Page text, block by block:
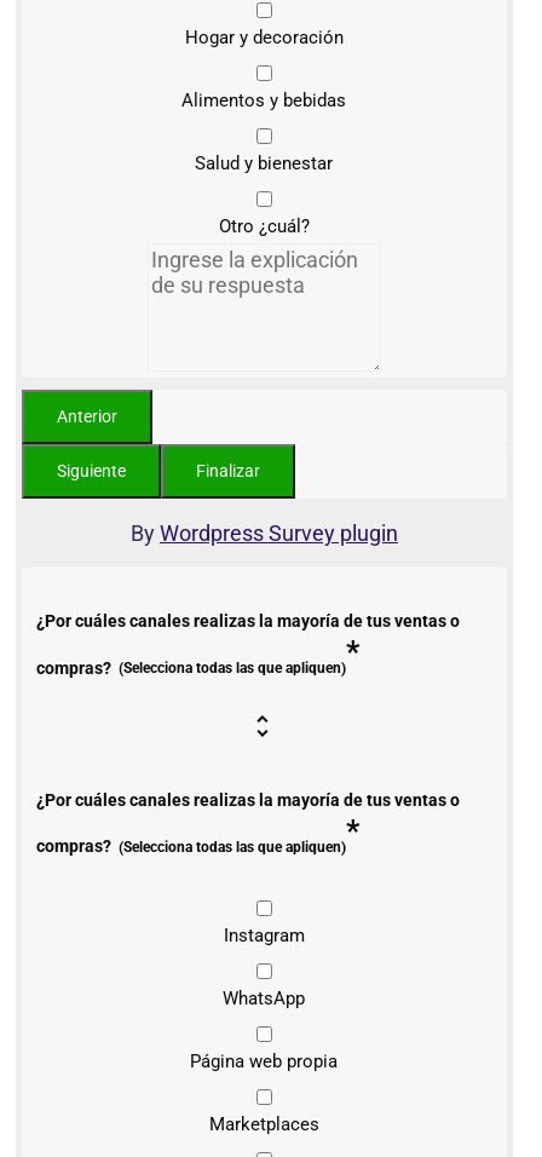
Hogar y decoración
Alimentos y bebidas
Salud y bienestar
Otro ¿cuál?
ByWordpress Survey plugin
¿Por cuáles canales realizas la mayoría de tus ventas o
compras? (Selecciona todas las que apliquen)*
¿Por cuáles canales realizas la mayoría de tus ventas o
compras? (Selecciona todas las que apliquen)*
Instagram
WhatsApp
Página web propia
Marketplaces